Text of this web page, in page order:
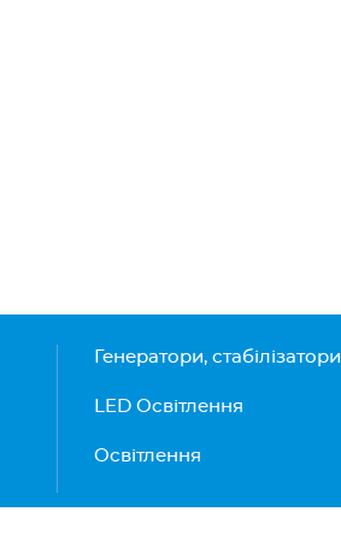
Генератори, стабілізатори
LED Освітлення
Освітлення